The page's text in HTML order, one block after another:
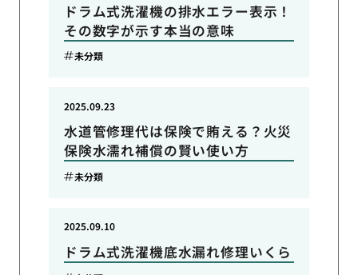
ドラム式洗濯機の排水エラー表示！
その数字が示す本当の意味
未分類
水道管修理代は保険で賄える？火災
保険水濡れ補償の賢い使い方
2025.09.23
未分類
ドラム式洗濯機底水漏れ修理いくら
2025.09.10